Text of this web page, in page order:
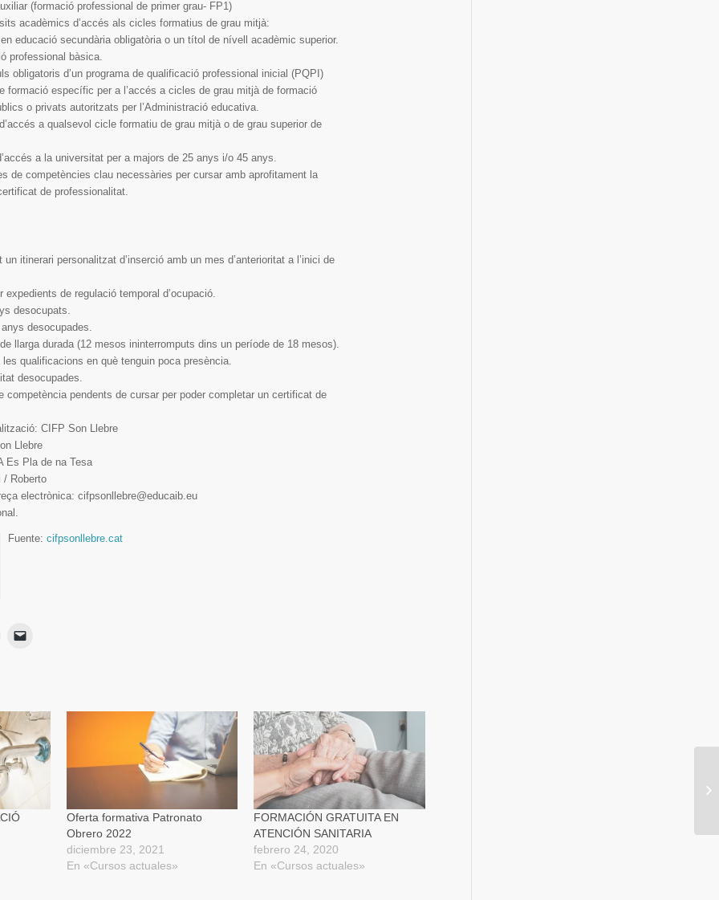
(formació professional de primer grau- FP1)
acadèmics d’accés als cicles formatius de grau mitjà:
educació secundària obligatòria o un títol de nívell acadèmic superior.
professional bàsica.
obligatoris d’un programa de qualificació professional inicial (PQPI)
formació específic per a l’accés a cicles de grau mitjà de formació
o privats autoritzats per l’Administració educativa.
a qualsevol cicle formatiu de grau mitjà o de grau superior de
a la universitat per a majors de 25 anys i/o 45 anys.
de competències clau necessàries per cursar amb aprofitament la
de professionalitat.
itinerari personalitzat d’inserció amb un mes d’anterioritat a l’inici de
de regulació temporal d’ocupació.
desocupats.
desocupades.
llarga durada (12 mesos ininterromputs dins un període de 18 mesos).
qualificacions en què tenguin poca presència.
desocupades.
competència pendents de cursar per poder completar un certificat de
CIFP Son Llebre
Llebre
Es Pla de na Tesa
/ Roberto
electrònica: cifpsonllebre@educaib.eu
Fuente: cifpsonllebre.cat
electrónico
un
amigo
(Se
abre
en
nueva)
Oferta formativa Patronato
Obrero 2022
diciembre 23, 2021
En «Cursos actuales»
FORMACIÓN GRATUITA EN
ATENCIÓN SANITARIA
febrero 24, 2020
En «Cursos actuales»